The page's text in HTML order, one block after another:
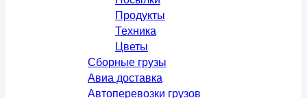
Продукты
Техника
Цветы
Сборные грузы
Авиа доставка
Автоперевозки грузов